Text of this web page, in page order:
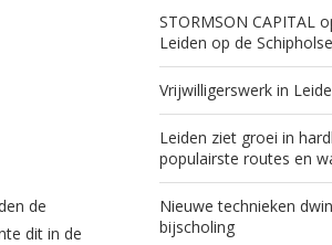
de
dit in de
STORMSON CAPITAL
Leiden op de
Vrijwilligerswerk in
Leiden ziet groei in
populairste routes en
Nieuwe technieken
bijscholing